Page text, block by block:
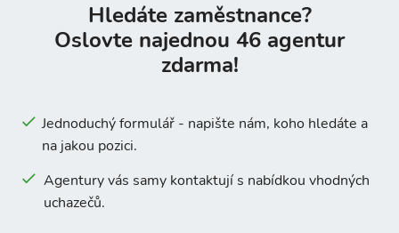
Hledáte zaměstnance?
Oslovte najednou 46 agentur
zdarma!
Jednoduchý formulář - napište nám, koho hledáte a
na jakou pozici.
Agentury vás samy kontaktují s nabídkou vhodných
uchazečů.